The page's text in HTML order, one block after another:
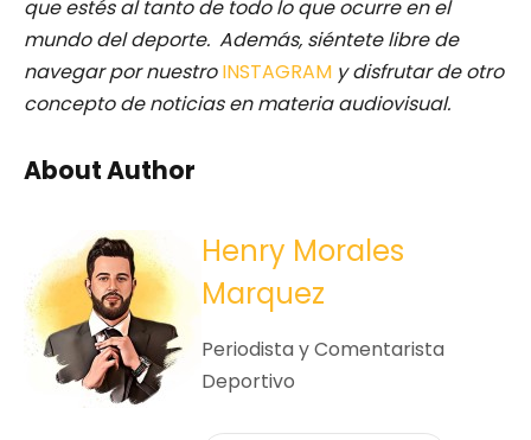
que estés al tanto de todo lo que ocurre en el
mundo del deporte. Además, siéntete libre de
navegar por nuestro INSTAGRAM y disfrutar de otro
concepto de noticias en materia audiovisual.
About Author
Henry Morales
Marquez
Periodista y Comentarista
Deportivo